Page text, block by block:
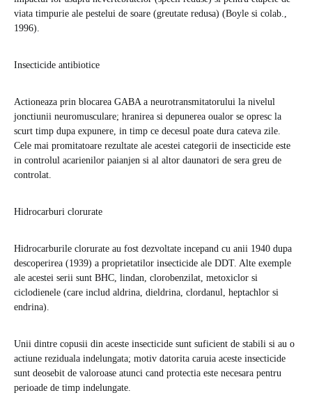
viata timpurie ale pestelui de soare (greutate redusa) (Boyle si colab.,
1996).
Insecticide antibiotice
Actioneaza prin blocarea GABA a neurotransmitatorului la nivelul
jonctiunii neuromusculare; hranirea si depunerea oualor se opresc la
scurt timp dupa expunere, in timp ce decesul poate dura cateva zile.
Cele mai promitatoare rezultate ale acestei categorii de insecticide este
in controlul acarienilor paianjen si al altor daunatori de sera greu de
controlat.
Hidrocarburi clorurate
Hidrocarburile clorurate au fost dezvoltate incepand cu anii 1940 dupa
descoperirea (1939) a proprietatilor insecticide ale DDT. Alte exemple
ale acestei serii sunt BHC, lindan, clorobenzilat, metoxiclor si
ciclodienele (care includ aldrina, dieldrina, clordanul, heptachlor si
endrina).
Unii dintre copusii din aceste insecticide sunt suficient de stabili si au o
actiune reziduala indelungata; motiv datorita caruia aceste insecticide
sunt deosebit de valoroase atunci cand protectia este necesara pentru
perioade de timp indelungate.